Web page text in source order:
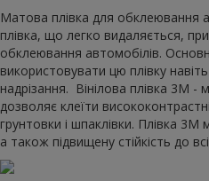
Матова плівка для обклеювання
плівка, що легко видаляється,
обклеювання автомобілів.
використовувати цю плівку
надрізання. Вінілова плівка 3М -
дозволяє клеїти
грунтовки і шпаклівки. Плівка 3М
а також підвищену стійкість до